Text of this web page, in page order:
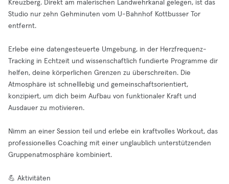
Kreuzberg. Direkt am malerischen Landwehrkanal gelegen, ist das
Studio nur zehn Gehminuten vom U-Bahnhof Kottbusser Tor
entfernt.
Erlebe eine datengesteuerte Umgebung, in der Herzfrequenz-
Tracking in Echtzeit und wissenschaftlich fundierte Programme dir
helfen, deine körperlichen Grenzen zu überschreiten. Die
Atmosphäre ist schnelllebig und gemeinschaftsorientiert,
konzipiert, um dich beim Aufbau von funktionaler Kraft und
Ausdauer zu motivieren.
Nimm an einer Session teil und erlebe ein kraftvolles Workout, das
professionelles Coaching mit einer unglaublich unterstützenden
Gruppenatmosphäre kombiniert.
💪 Aktivitäten